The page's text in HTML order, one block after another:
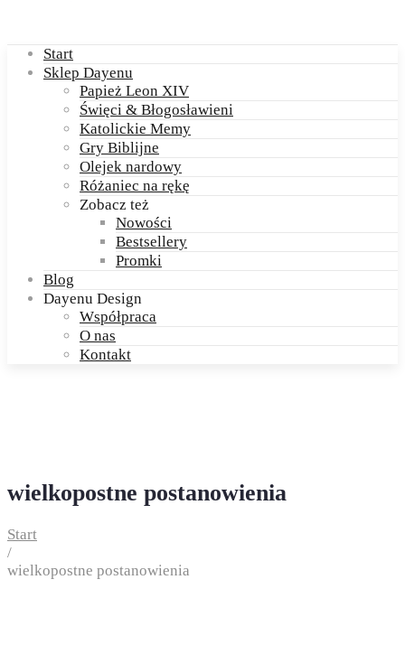
Start
Sklep Dayenu
Papież Leon XIV
Święci & Błogosławieni
Katolickie Memy
Gry Biblijne
Olejek nardowy
Różaniec na rękę
Zobacz też
Nowości
Bestsellery
Promki
Blog
Dayenu Design
Współpraca
O nas
Kontakt
wielkopostne postanowienia
Start
/
wielkopostne postanowienia